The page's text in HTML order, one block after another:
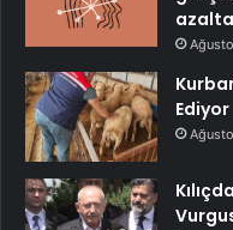
Ediyor